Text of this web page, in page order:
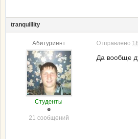
tranquillity
Абитуриент
Студенты
21 сообщений
Отправлено
Да вообще